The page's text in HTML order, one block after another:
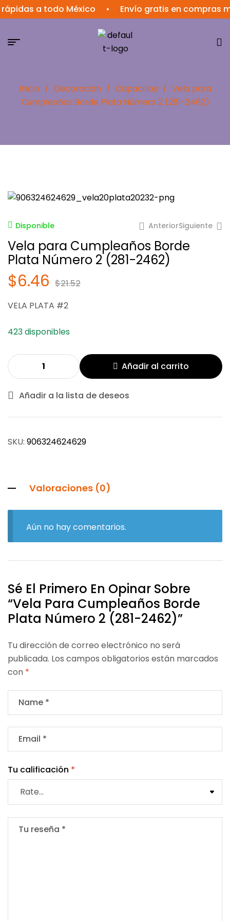
a todo México • Envío gratis en compras
Inicio / Decoración / Capacillos / Vela para
Cumpleaños Borde Plata Número 2 (281-2462)
Disponible AnteriorSiguiente
Vela para Cumpleaños Borde
Plata Número 2 (281-2462)
$21.52
$6.46
VELA PLATA #2
423 disponibles
Añadir al carrito
Añadir a la lista de deseos
SKU: 906324624629
Valoraciones (0)
Aún no hay comentarios.
Sé El Primero En Opinar Sobre
“Vela Para Cumpleaños Borde
Plata Número 2 (281-2462)”
Tu dirección de correo electrónico no será
publicada. Los campos obligatorios están marcados
con *
Tu calificación *